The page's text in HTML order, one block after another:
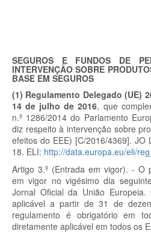
SEGUROS E FUNDOS DE
INTERVENÇÃO SOBRE
BASE EM SEGUROS
(1) Regulamento Delegado (UE)
14 de julho de 2016, que
n.º 1286/2014 do Parlamento
diz respeito à intervenção sobre
efeitos do EEE) [C/2016/4369].
18. ELI: http://data.europa.eu/eli/
Artigo 3.º (Entrada em vigor). - O
em vigor no vigésimo dia
Jornal Oficial da União
aplicável a partir de 31 de
regulamento é obrigatório em
diretamente aplicável em todos os